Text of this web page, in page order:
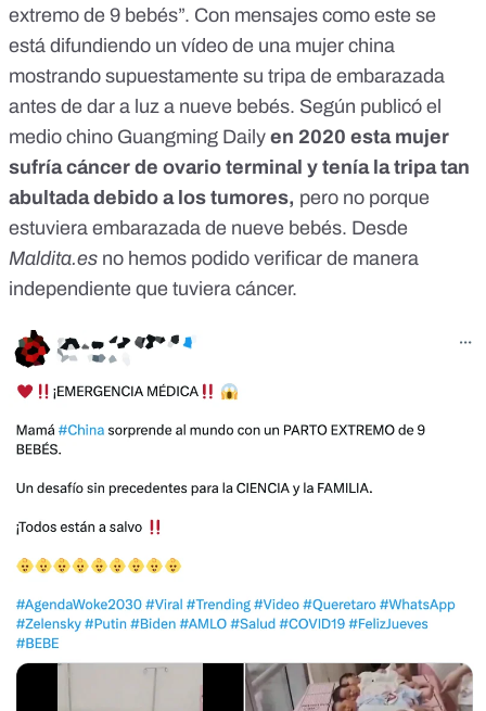
extremo de 9 bebés”. Con mensajes como este se
está difundiendo un vídeo de una mujer china
mostrando supuestamente su tripa de embarazada
antes de dar a luz a nueve bebés. Según publicó el
medio chino Guangming Daily en 2020 esta mujer
sufríacáncer de ovario terminal y tenía la tripa tan
abultada debido a los tumores, pero no porque
estuviera embarazada de nueve bebés. Desde
Maldita.es no hemos podido verificar de manera
independiente que tuviera cáncer.